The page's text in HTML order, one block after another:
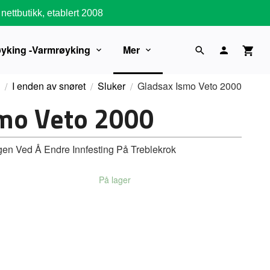
etablert 2008
-Varmrøyking Mer
I enden av snøret Sluker Gladsax Ismo Veto 2000
Veto 2000
Ved Å Endre Innfesting På Treblekrok
På lager